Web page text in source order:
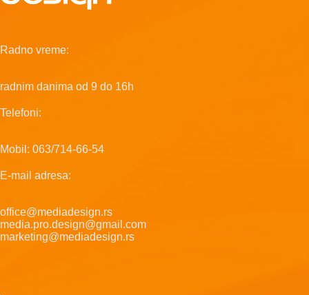
Radno vreme:
radnim danima od 9 do 16h
Telefoni:
Mobil: 063/714-66-54
E-mail adresa:
office@mediadesign.rs
media.pro.design@gmail.com
marketing@mediadesign.rs